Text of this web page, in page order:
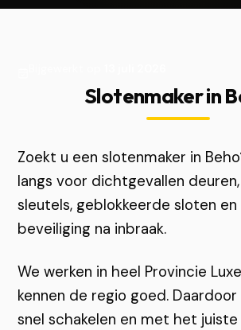
Slotenmaker in
Zoekt u een slotenmaker in
langs voor dichtgevallen
sleutels, geblokkeerde sloten
beveiliging na inbraak.
We werken in heel Provincie
kennen de regio goed. Daardoor
snel schakelen en met het